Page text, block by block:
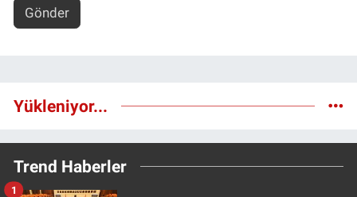
Gönder
Yükleniyor...
Trend Haberler
1